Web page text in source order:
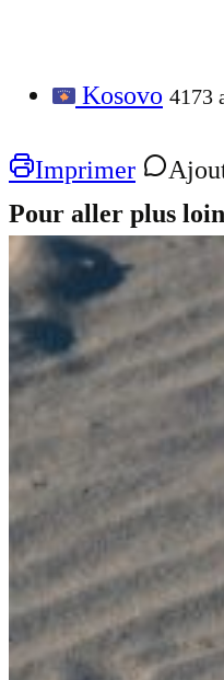
Kosovo 4173
Imprimer
Pour aller plus loin